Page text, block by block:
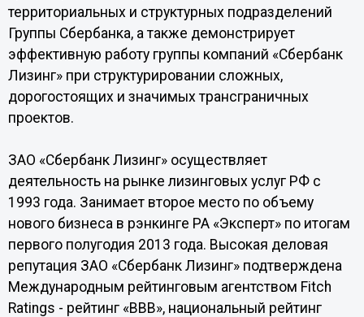
территориальных и структурных подразделений
Группы Сбербанка, а также демонстрирует
эффективную работу группы компаний «Сбербанк
Лизинг» при структурировании сложных,
дорогостоящих и значимых трансграничных
проектов.
ЗАО «Сбербанк Лизинг» осуществляет
деятельность на рынке лизинговых услуг РФ с
1993 года. Занимает второе место по объему
нового бизнеса в рэнкинге РА «Эксперт» по итогам
первого полугодия 2013 года. Высокая деловая
репутация ЗАО «Сбербанк Лизинг» подтверждена
Международным рейтинговым агентством Fitch
Ratings - рейтинг «BBB», национальный рейтинг